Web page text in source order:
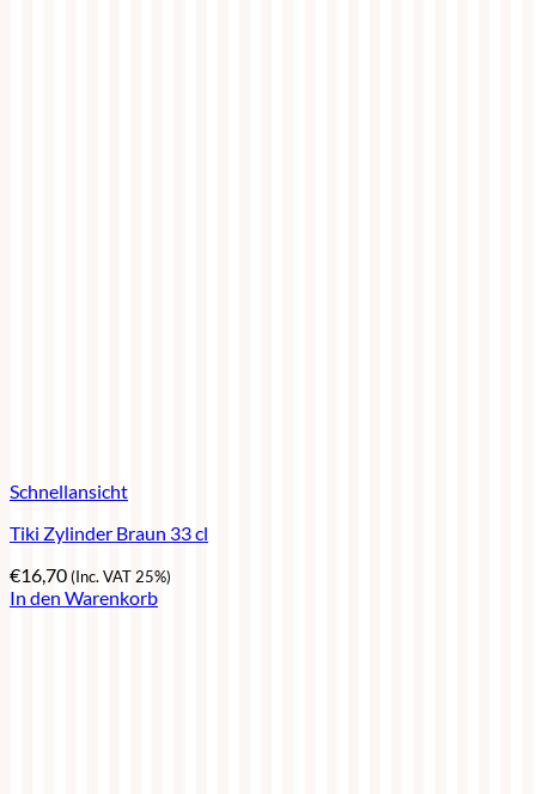
Schnellansicht
Tiki Zylinder Braun 33 cl
€16,70(Inc. VAT 25%)
In den Warenkorb